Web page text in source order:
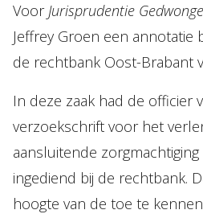
Onze mensen
Expertises
Nieuws
NL EN DE FR
Voor Jurisprudentie
Jeffrey Groen een annotatie
de rechtbank Oost-Brabant
In deze zaak had de officier
verzoekschrift voor het
aansluitende
ingediend bij de rechtbank.
hoogte van de toe te